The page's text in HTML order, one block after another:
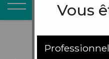
Vous
Professionnel